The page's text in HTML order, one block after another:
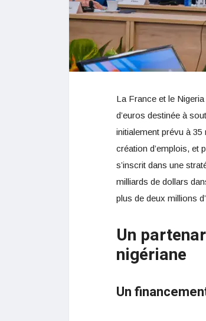
La France et le
d’euros destinée à
initialement prévu à
création d’emplois, et
s’inscrit dans une
milliards de dollars
plus de deux millions
Un
nigériane
Un